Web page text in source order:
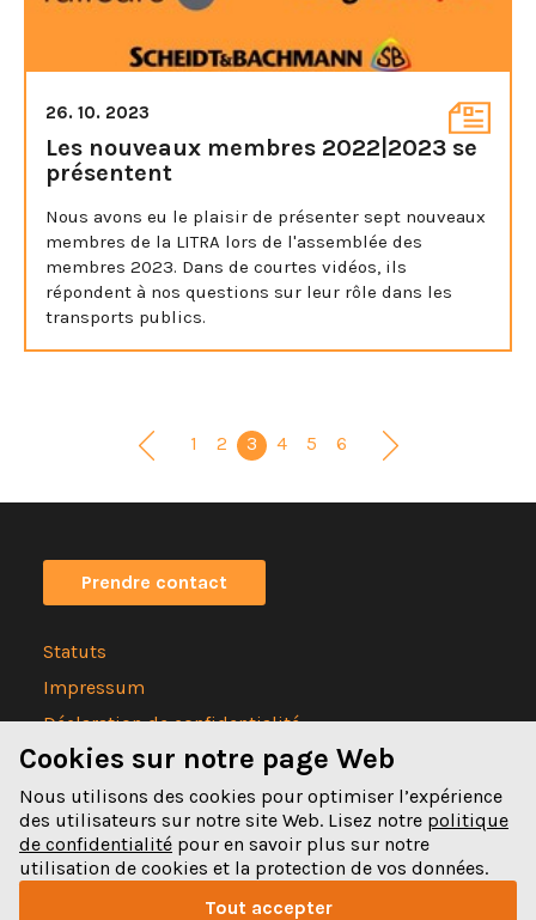
26. 10. 2023
Les nouveaux membres 2022|2023 se
présentent
Nous avons eu le plaisir de présenter sept nouveaux
membres de la LITRA lors de l'assemblée des
membres 2023. Dans de courtes vidéos, ils
répondent à nos questions sur leur rôle dans les
transports publics.
1 2 3 4 5 6
Prendre contact
Statuts
Impressum
Déclaration de confidentialité
Spitalgasse 32
Cookies sur notre page Web
Nous utilisons des cookies pour optimiser l’expérience
des utilisateurs sur notre site Web. Lisez notre politique
de confidentialité pour en savoir plus sur notre
utilisation de cookies et la protection de vos données.
Tout accepter